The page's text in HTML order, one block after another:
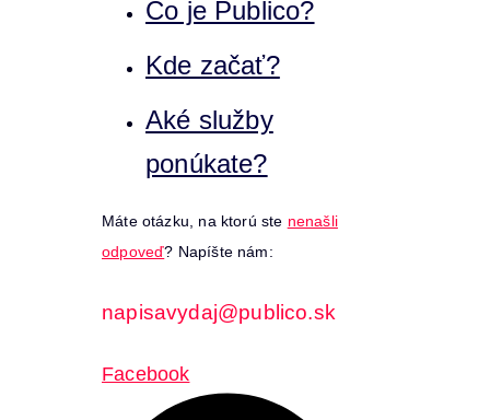
Čo je Publico?
Kde začať?
Aké služby
ponúkate?
Máte otázku, na ktorú ste nenašli
odpoveď? Napíšte nám:
napisavydaj@publico.sk
Facebook